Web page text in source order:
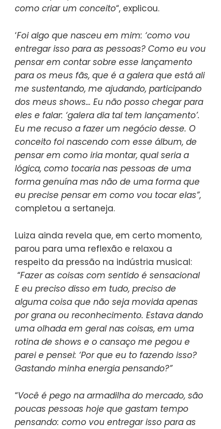
como criar um conceito“, explicou.
‘Foi algo que nasceu em mim: ‘como vou
entregar isso para as pessoas? Como eu vou
pensar em contar sobre esse lançamento
para os meus fãs, que é a galera que está ali
me sustentando, me ajudando, participando
dos meus shows… Eu não posso chegar para
eles e falar: ‘galera dia tal tem lançamento’.
Eu me recuso a fazer um negócio desse. O
conceito foi nascendo com esse álbum, de
pensar em como iria montar, qual seria a
lógica, como tocaria nas pessoas de uma
forma genuína mas não de uma forma que
eu precise pensar em como vou tocar elas”,
completou a sertaneja.
Luiza ainda revela que, em certo momento,
parou para uma reflexão e relaxou a
respeito da pressão na indústria musical:
“Fazer as coisas com sentido é sensacional
E eu preciso disso em tudo, preciso de
alguma coisa que não seja movida apenas
por grana ou reconhecimento. Estava dando
uma olhada em geral nas coisas, em uma
rotina de shows e o cansaço me pegou e
parei e pensei: ‘Por que eu to fazendo isso?
Gastando minha energia pensando?”
“Você é pego na armadilha do mercado, são
poucas pessoas hoje que gastam tempo
pensando: como vou entregar isso para as